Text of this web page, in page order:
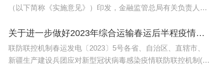
集等。将知识点归档整理，方便查阅和复习。同时可
知识点。
（以下简称《实施意见》）印发，金融监管总局有关负责人就
答：习近平总书记在中央全面深
关于进一步做好2023年综合运输春运后半程疫情防控和运输服务保障工作的通知（联防联控机制春运发电〔2023〕5号）
联防联控机制春运发电〔2023〕5号各省、自治区、直辖市、
新疆生产建设兵团应对新型冠状病毒感染疫情联防联控机制(领